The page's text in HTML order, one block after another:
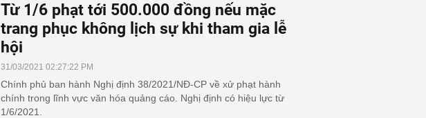
Từ 1/6 phạt tới 500.000 đồng nếu mặc
trang phục không lịch sự khi tham gia lễ
hội
31/03/2021 02:27:22 PM
Chính phủ ban hành Nghị định 38/2021/NĐ-CP về xử phạt hành
chính trong lĩnh vực văn hóa quảng cáo. Nghị định có hiệu lực từ
1/6/2021.